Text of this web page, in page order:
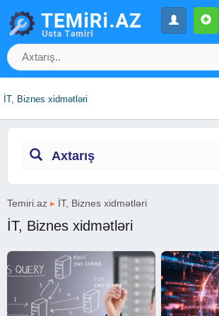
İT, Biznes xidmətləri
Axtarış
Temiri.az ▸ İT, Biznes xidmətləri
İT, Biznes xidmətləri